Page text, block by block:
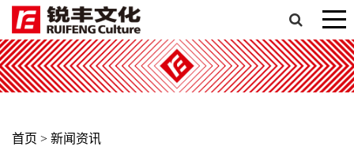
首页 > 新闻资讯